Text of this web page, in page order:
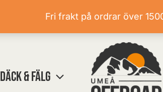
Fri frakt på ordrar över
DÄCK & FÄLG